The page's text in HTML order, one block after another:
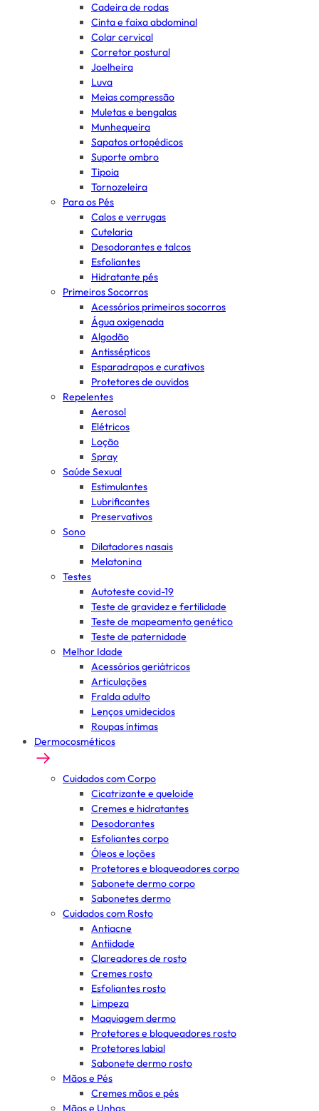
Cadeira de rodas
Cinta e faixa abdominal
Colar cervical
Corretor postural
Joelheira
Luva
Meias compressão
Muletas e bengalas
Munhequeira
Sapatos ortopédicos
Suporte ombro
Tipoia
Tornozeleira
Para os Pés
Calos e verrugas
Cutelaria
Desodorantes e talcos
Esfoliantes
Hidratante pés
Primeiros Socorros
Acessórios primeiros socorros
Água oxigenada
Algodão
Antissépticos
Esparadrapos e curativos
Protetores de ouvidos
Repelentes
Aerosol
Elétricos
Loção
Spray
Saúde Sexual
Estimulantes
Lubrificantes
Preservativos
Sono
Dilatadores nasais
Melatonina
Testes
Autoteste covid-19
Teste de gravidez e fertilidade
Teste de mapeamento genético
Teste de paternidade
Melhor Idade
Acessórios geriátricos
Articulações
Fralda adulto
Lenços umidecidos
Roupas íntimas
Dermocosméticos
Cuidados com Corpo
Cicatrizante e queloide
Cremes e hidratantes
Desodorantes
Esfoliantes corpo
Óleos e loções
Protetores e bloqueadores corpo
Sabonete dermo corpo
Sabonetes dermo
Cuidados com Rosto
Antiacne
Antiidade
Clareadores de rosto
Cremes rosto
Esfoliantes rosto
Limpeza
Maquiagem dermo
Protetores e bloqueadores rosto
Protetores labial
Sabonete dermo rosto
Mãos e Pés
Cremes mãos e pés
Mãos e Unhas